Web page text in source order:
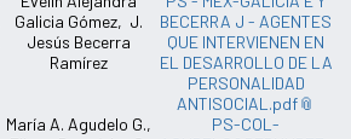
Galicia Gómez, J.
Jesús Becerra
Ramírez
BECERRA J - AGENTES
QUE INTERVIENEN EN
EL DESARROLLO DE LA
PERSONALIDAD
ANTISOCIAL.pdf
María A. Agudelo G.,
PS-COL-